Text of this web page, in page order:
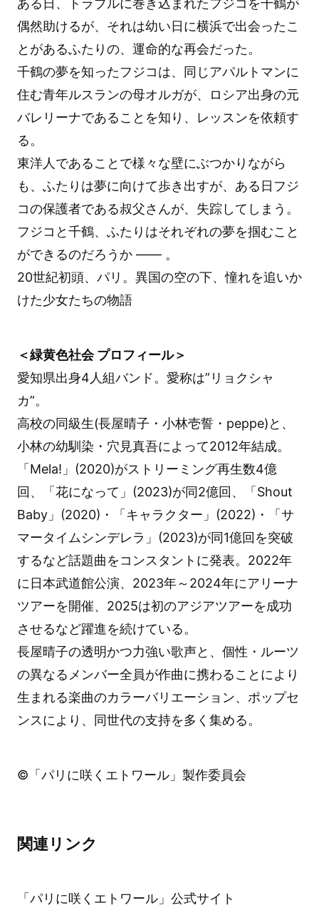
ある日、トラブルに巻き込まれたフジコを千鶴が
偶然助けるが、それは幼い日に横浜で出会ったこ
とがあるふたりの、運命的な再会だった。
千鶴の夢を知ったフジコは、同じアパルトマンに
住む青年ルスランの母オルガが、ロシア出身の元
バレリーナであることを知り、レッスンを依頼す
る。
東洋人であることで様々な壁にぶつかりながら
も、ふたりは夢に向けて歩き出すが、ある日フジ
コの保護者である叔父さんが、失踪してしまう。
フジコと千鶴、ふたりはそれぞれの夢を掴むこと
ができるのだろうか ―― 。
20世紀初頭、パリ。異国の空の下、憧れを追いか
けた少女たちの物語
＜緑黄色社会 プロフィール＞
愛知県出身4人組バンド。愛称は”リョクシャ
カ”。
高校の同級生(長屋晴子・小林壱誓・peppe)と、
小林の幼馴染・穴見真吾によって2012年結成。
「Mela!」(2020)がストリーミング再生数4億
回、「花になって」(2023)が同2億回、「Shout
Baby」(2020)・「キャラクター」(2022)・「サ
マータイムシンデレラ」(2023)が同1億回を突破
するなど話題曲をコンスタントに発表。2022年
に日本武道館公演、2023年～2024年にアリーナ
ツアーを開催、2025は初のアジアツアーを成功
させるなど躍進を続けている。
長屋晴子の透明かつ力強い歌声と、個性・ルーツ
の異なるメンバー全員が作曲に携わることにより
生まれる楽曲のカラーバリエーション、ポップセ
ンスにより、同世代の支持を多く集める。
©「パリに咲くエトワール」製作委員会
関連リンク
「パリに咲くエトワール」公式サイト